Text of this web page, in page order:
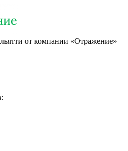
от компании «Отражение»